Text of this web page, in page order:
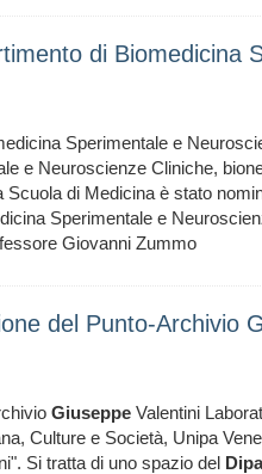
di Biomedicina
Sperimentale e
e Neuroscienze Cliniche,
di Medicina è stato
Sperimentale e
Giovanni Zummo
del Punto-Archivio
Giuseppe Valentini
Culture e Società, Unipa
Si tratta di uno spazio del